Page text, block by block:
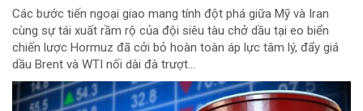
Các bước tiến ngoại giao mang tính đột phá giữa Mỹ và Iran
cùng sự tái xuất rầm rộ của đội siêu tàu chở dầu tại eo biển
chiến lược Hormuz đã cởi bỏ hoàn toàn áp lực tâm lý, đẩy giá
dầu Brent và WTI nối dài đà trượt...